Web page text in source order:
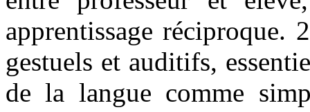
apprentissage réciproque.
gestuels et auditifs,
de la langue comme